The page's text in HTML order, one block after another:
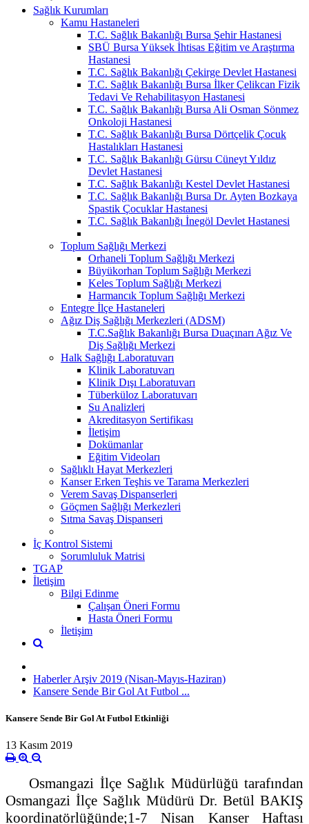
Sağlık Kurumları
Kamu Hastaneleri
T.C. Sağlık Bakanlığı Bursa Şehir Hastanesi
SBÜ Bursa Yüksek İhtisas Eğitim ve Araştırma
Hastanesi
T.C. Sağlık Bakanlığı Çekirge Devlet Hastanesi
T.C. Sağlık Bakanlığı Bursa İlker Çelikcan Fizik
Tedavi Ve Rehabilitasyon Hastanesi
T.C. Sağlık Bakanlığı Bursa Ali Osman Sönmez
Onkoloji Hastanesi
T.C. Sağlık Bakanlığı Bursa Dörtçelik Çocuk
Hastalıkları Hastanesi
T.C. Sağlık Bakanlığı Gürsu Cüneyt Yıldız
Devlet Hastanesi
T.C. Sağlık Bakanlığı Kestel Devlet Hastanesi
T.C. Sağlık Bakanlığı Bursa Dr. Ayten Bozkaya
Spastik Çocuklar Hastanesi
T.C. Sağlık Bakanlığı İnegöl Devlet Hastanesi
Toplum Sağlığı Merkezi
Orhaneli Toplum Sağlığı Merkezi
Büyükorhan Toplum Sağlığı Merkezi
Keles Toplum Sağlığı Merkezi
Harmancık Toplum Sağlığı Merkezi
Entegre İlçe Hastaneleri
Ağız Diş Sağlığı Merkezleri (ADSM)
T.C.Sağlık Bakanlığı Bursa Duaçınarı Ağız Ve
Diş Sağlığı Merkezi
Halk Sağlığı Laboratuvarı
Klinik Laboratuvarı
Klinik Dışı Laboratuvarı
Tüberküloz Laboratuvarı
Su Analizleri
Akreditasyon Sertifikası
İletişim
Dokümanlar
Eğitim Videoları
Sağlıklı Hayat Merkezleri
Kanser Erken Teşhis ve Tarama Merkezleri
Verem Savaş Dispanserleri
Göçmen Sağlığı Merkezleri
Sıtma Savaş Dispanseri
İç Kontrol Sistemi
Sorumluluk Matrisi
TGAP
İletişim
Bilgi Edinme
Çalışan Öneri Formu
Hasta Öneri Formu
İletişim
Haberler Arşiv 2019 (Nisan-Mayıs-Haziran)
Kansere Sende Bir Gol At Futbol ...
Kansere Sende Bir Gol At Futbol Etkinliği
13 Kasım 2019
Osmangazi İlçe Sağlık Müdürlüğü tarafından
Osmangazi İlçe Sağlık Müdürü Dr. Betül BAKIŞ
koordinatörlüğünde;1-7 Nisan Kanser Haftası